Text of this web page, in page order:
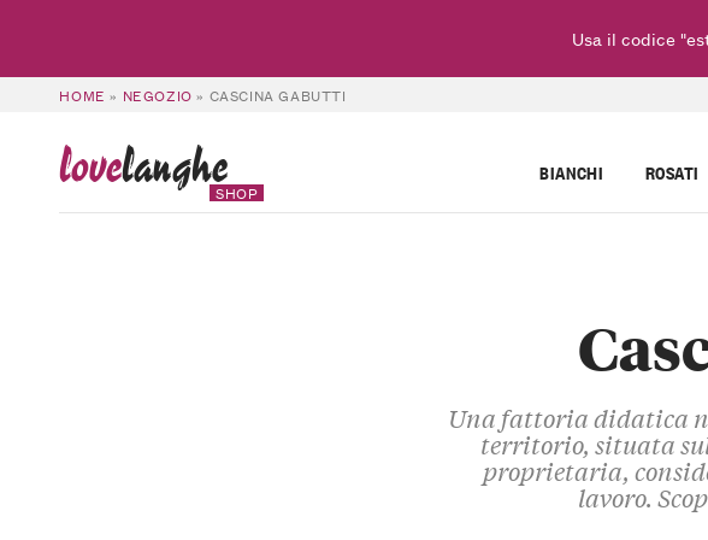
HOME » NEGOZIO » CASCINA GABUTTI
lovelanghe
SHOP
BIANCHI ROSATI
Una fattoria didatica
territorio, situata
proprietaria,
lavoro.
Usa il codice